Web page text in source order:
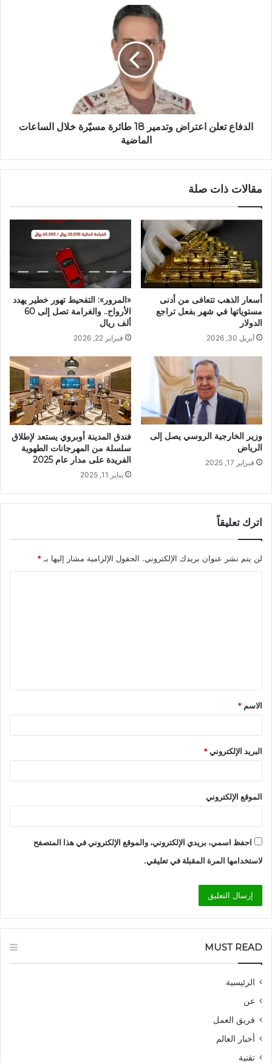
الدفاع تعلن اعتراض وتدمير 18 طائرة مسيّرة خلال الساعات
الماضية
مقالات ذات صلة
أسعار الذهب تتعافى من أدنى
مستوياتها في شهر بفعل تراجع
الدولار
أبريل 30, 2026
«المرور»: التفحيط تهور خطير يهدد
الأرواح.. والغرامة تصل إلى 60
ألف ريال
فبراير 22, 2026
وزير الخارجية الروسي يصل إلى
الرياض
فبراير 17, 2025
فندق المدينة أوبروي يستعد لإطلاق
سلسلة من المهرجانات الطهوية
الفريدة على مدار عام 2025
يناير 11, 2025
اترك تعليقاً
لن يتم نشر عنوان بريدك الإلكتروني. الحقول الإلزامية مشار إليها بـ *
ق
*
الاسم *
البريد الإلكتروني*
الموقع الإلكتروني
احفظ اسمي، بريدي الإلكتروني، والموقع الإلكتروني في هذا المتصفح
لاستخدامها المرة المقبلة في تعليقي.
MUST READ
الرئيسية
عن
فريق العمل
أخبار العالم
تقنية